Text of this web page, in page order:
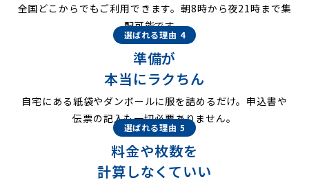
全国どこからでもご利用できます。朝8時から夜21時まで集
配可能です。
選ばれる理由 4
準備が
本当にラクちん
自宅にある紙袋やダンボールに服を詰めるだけ。申込書や
伝票の記入も一切必要ありません。
選ばれる理由 5
料金や枚数を
計算しなくていい